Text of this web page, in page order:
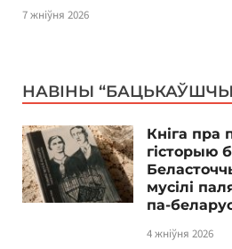
7 жніўня 2026
НАВІНЫ
Кніга пра
гісторыю
мусілі
па-
4 жніўня 2026